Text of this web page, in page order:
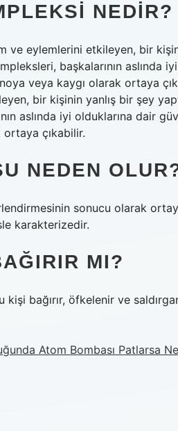
NEDIR?
ve eylemlerini etkileyen, bir
başkalarının aslında
veya kaygı olarak ortaya
bir kişinin yanlış bir şey
aslında iyi olduklarına dair
çıkabilir.
NEDEN
sonucu olarak
karakterizedir.
MI?
bağırır, öfkelenir ve
Atom Bombası Patlarsa